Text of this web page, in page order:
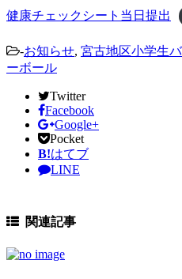
健康チェックシート当日提出
-お知らせ, 宮古地区小学生
ーボール
Twitter
Facebook
Google+
Pocket
B!はてブ
LINE
関連記事